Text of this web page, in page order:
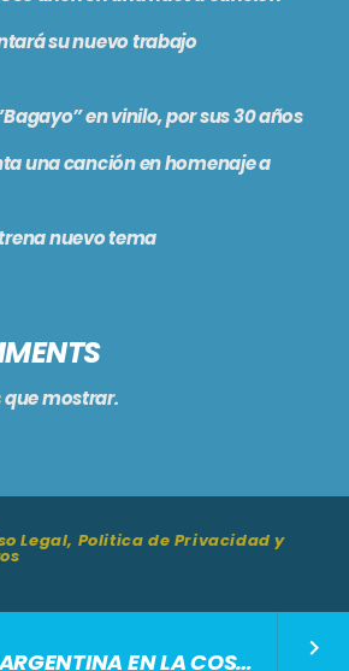
LA RADIO ARGENTINA EN LA COSTA DEL SOL keyboard_arrow_right
su nuevo trabajo
en vinilo, por sus 30 años
una canción en homenaje a
nuevo tema
mostrar.
Legal, Politica de Privacidad y